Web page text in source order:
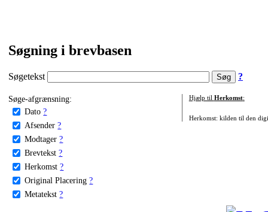
Søgning i brevbasen
Søgetekst ?
Søge-afgrænsning:
Dato ?
Afsender ?
Modtager ?
Brevtekst ?
Herkomst ?
Original Placering ?
Metatekst ?
Hjælp til Herkomst:
Herkomst: kilden til den